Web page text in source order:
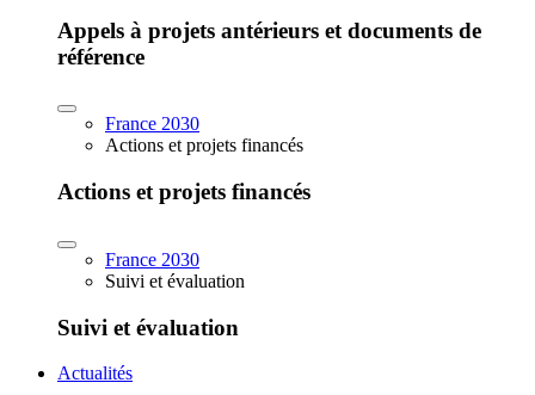
Appels à projets antérieurs et documents de
référence
France 2030
Actions et projets financés
Actions et projets financés
France 2030
Suivi et évaluation
Suivi et évaluation
Actualités